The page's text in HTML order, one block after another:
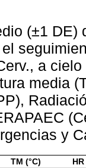
(±1 DE)
a
media
y
TM (°C)